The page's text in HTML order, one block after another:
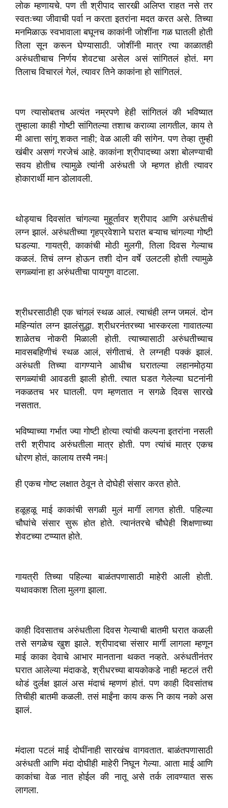
लोक म्हणायचे. पण ती श्रीपाद सारखी अलिप्त राहत नसे तर
स्वतःच्या जीवाची पर्वा न करता इतरांना मदत करत असे. तिच्या
मनमिळाऊ स्वभावाला बघूनच काकांनी जोशींना गळ घातली होती
तिला सून करून घेण्यासाठी. जोशींनी मात्र त्या काळातही
अरुंधतीचाच निर्णय शेवटचा असेल असं सांगितलं होतं. मग
तिलाच विचारलं गेलं, त्यावर तिने काकांना हो सांगितलं.
पण त्यासोबतच अत्यंत नम्रपणे हेही सांगितलं की भविष्यात
तुम्हाला काही गोष्टी सांगितल्या तशाच कराव्या लागतील, काय ते
मी आत्ता सांगू शकत नाही; वेळ आली की सांगेन. पण तेव्हा तुम्ही
खंबीर असणं गरजेचं आहे. काकांना श्रीपादच्या अशा बोलण्याची
सवय होतीच त्यामुळे त्यांनी अरुंधती जे म्हणत होती त्यावर
होकारार्थी मान डोलावली.
थोड्याच दिवसांत चांगल्या मुहूर्तावर श्रीपाद आणि अरुंधतीचं
लग्न झालं. अरुंधतीच्या गृहप्रवेशाने घरात बऱ्याच चांगल्या गोष्टी
घडल्या. गायत्री, काकांची मोठी मुलगी, तिला दिवस गेल्याच
कळलं. तिचं लग्न होऊन तशी दोन वर्षे उलटली होती त्यामुळे
सगळ्यांना हा अरुंधतीचा पायगुण वाटला.
श्रीधरसाठीही एक चांगलं स्थळ आलं. त्याचंही लग्न जमलं. दोन
महिन्यांत लग्न झालंसुद्धा. श्रीधरनंतरच्या भास्करला गावातल्या
शाळेतच नोकरी मिळाली होती. त्याच्यासाठी अरुंधतीच्याच
मावसबहिणीचं स्थळ आलं, संगीताचं. ते लग्नही पक्कं झालं.
अरुंधती तिच्या वागण्याने आधीच घरातल्या लहानमोठ्या
सगळ्यांची आवडती झाली होती. त्यात घडत गेलेल्या घटनांनी
नकळतच भर घातली. पण म्हणतात न सगळे दिवस सारखे
नसतात.
भविष्याच्या गर्भात ज्या गोष्टी होत्या त्यांची कल्पना इतरांना नसली
तरी श्रीपाद अरुंधतीला मात्र होती. पण त्यांचं मात्र एकच
धोरण होतं, कालाय तस्मै नमः|
ही एकच गोष्ट लक्षात ठेवून ते दोघेही संसार करत होते.
हळूहळू माई काकांची सगळी मुलं मार्गी लागत होती. पहिल्या
चौघांचे संसार सुरू होत होते. त्यानंतरचे चौघेही शिक्षणाच्या
शेवटच्या टप्प्यात होते.
गायत्री तिच्या पहिल्या बाळंतपणासाठी माहेरी आली होती.
यथावकाश तिला मुलगा झाला.
काही दिवसातच अरुंधतीला दिवस गेल्याची बातमी घरात कळली
तसे सगळेच खुश झाले. श्रीपादचा संसार मार्गी लागला म्हणून
माई काका देवाचे आभार मानताना थकत नव्हते. अरुंधतीनंतर
घरात आलेल्या मंदाकडे, श्रीधरच्या बायकोकडे नाही म्हटलं तरी
थोडं दुर्लक्ष झालं अस मंदाचं म्हणणं होतं. पण काही दिवसांतच
तिचीही बातमी कळली. तसं माईंना काय करू नि काय नको अस
झालं.
मंदाला पटलं माई दोघींनाही सारखंच वागवतात. बाळंतपणासाठी
अरुंधती आणि मंदा दोघीही माहेरी निघून गेल्या. आता माई आणि
काकांचा वेळ नात होईल की नातू असे तर्क लावण्यात सरू
लागला.